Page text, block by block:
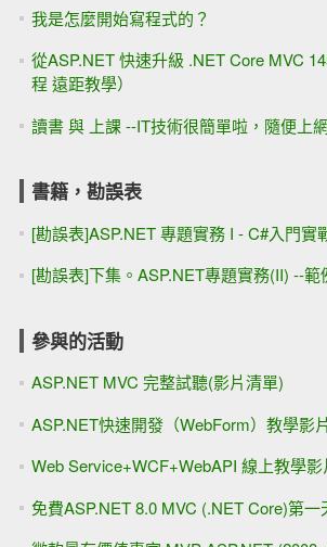
我是怎麼開始寫程式的？
從ASP.NET 快速升級 .NET Core MVC
程 遠距教學）
讀書 與 上課 --IT技術很簡單啦，隨便上
書籍，勘誤表
[勘誤表]ASP.NET 專題實務 I - C#入門實
[勘誤表]下集。ASP.NET專題實務(II) --
參與的活動
ASP.NET MVC 完整試聽(影片清單)
ASP.NET快速開發（WebForm）教學影
Web Service+WCF+WebAPI 線上教學影
免費ASP.NET 8.0 MVC (.NET Core)第